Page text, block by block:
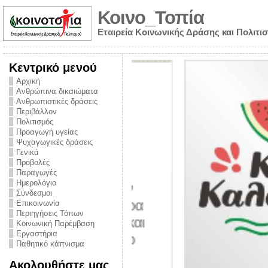
Κοινο_Τοπία
Εταιρεία Κοινωνικής Δράσης και
Κεντρικό μενού
Αρχική
Ανθρώπινα δικαιώματα
Ανθρωπιστικές δράσεις
Περιβάλλον
Πολιτισμός
Προαγωγή υγείας
Ψυχαγωγικές δράσεις
Γενικά
Προβολές
Παραγωγές
Ημερολόγιο
Σύνδεσμοι
Επικοινωνία
Περιηγήσεις Τόπων
Κοινωνική Παρέμβαση
Εργαστήρια
Παθητικό κάπνισμα
Ακολουθήστε μας
από την
την ημέρα
και
στο